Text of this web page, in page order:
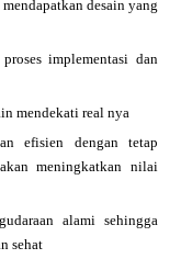
desain yang
implementasi dan
mendekati real nya
efisien dengan tetap
meningkatkan nilai
alami sehingga
sehat